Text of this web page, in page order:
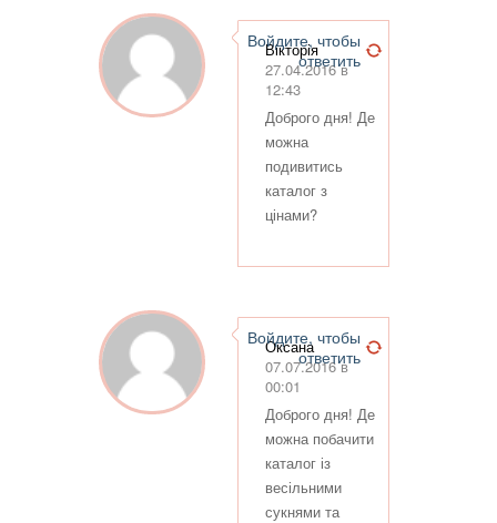
Вікторія
27.04.2016 в
12:43
Доброго дня! Де
можна
подивитись
каталог з
цінами?
Войдите, чтобы
ответить
Оксана
07.07.2016 в
00:01
Доброго дня! Де
можна побачити
каталог із
весільними
сукнями та
Войдите, чтобы
ответить